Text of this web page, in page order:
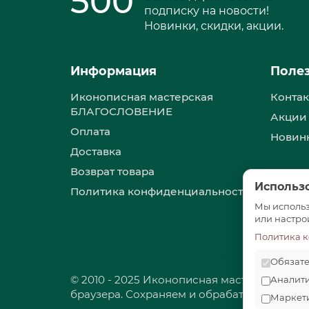
подписку на новости!
Новинки, скидки, акции.
Информация
Иконописная мастерская
БЛАГОСЛОВЕНИЕ
Оплата
Доставка
Возврат товара
Политика конфиденциальности
Акции
© 2010 - 2025 Иконописная мастерская
браузера. Сохраняем и обрабатываем
Мы
или
Политика